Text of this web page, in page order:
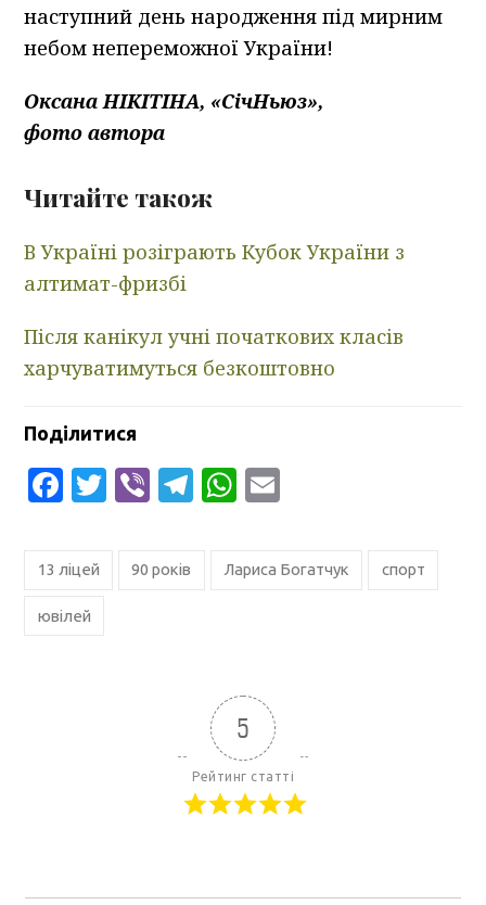
наступний день народження під мирним
небом непереможної України!
Оксана НІКІТІНА, «СічНьюз»,
фото автора
Читайте також
В Україні розіграють Кубок України з
алтимат-фризбі
Після канікул учні початкових класів
харчуватимуться безкоштовно
Поділитися
Facebook
Twitter
ViberTelegram
WhatsApp
13 ліцей 90 років Лариса Богатчук спорт
ювілей
5
Рейтинг статті